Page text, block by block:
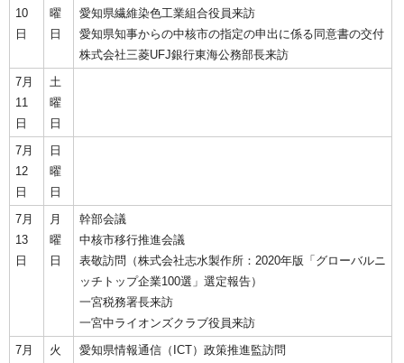
10
日
曜
日
愛知県繊維染色工業組合役員来訪
愛知県知事からの中核市の指定の申出に係る同意書の交付
株式会社三菱UFJ銀行東海公務部長来訪
7月
11
日
土
曜
日
7月
12
日
日
曜
日
7月
13
日
月
曜
日
幹部会議
中核市移行推進会議
表敬訪問（株式会社志水製作所：2020年版「グローバルニ
ッチトップ企業100選」選定報告）
一宮税務署長来訪
一宮中ライオンズクラブ役員来訪
7月
火
愛知県情報通信（ICT）政策推進監訪問